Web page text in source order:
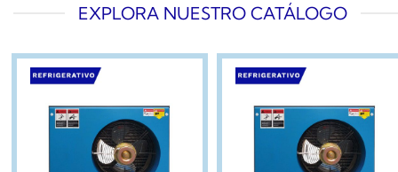
EXPLORA NUESTRO CATÁLOGO